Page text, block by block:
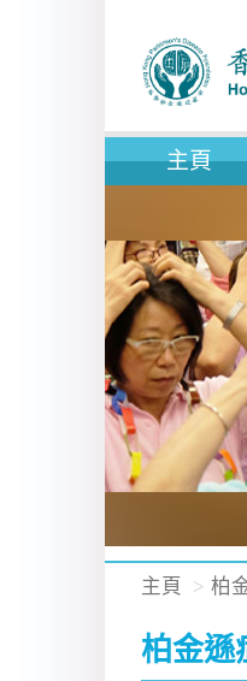
主頁
主頁 柏
柏金遜